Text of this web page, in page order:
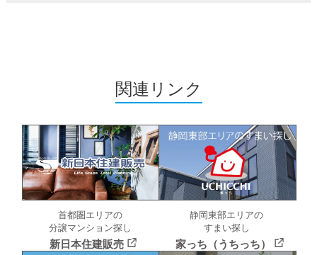
関連リンク
首都圏エリアの
分譲マンション探し
新日本住建販売
静岡東部エリアの
すまい探し
家っち（うちっち）